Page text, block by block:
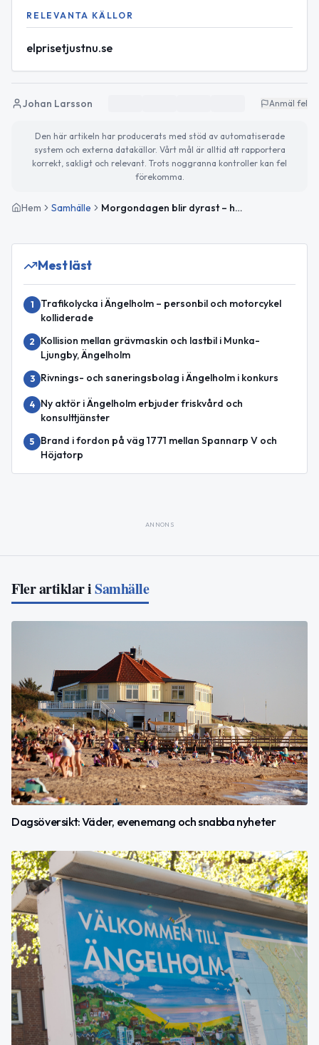
RELEVANTA KÄLLOR
elprisetjustnu.se
Johan Larsson Anmäl fel
Den här artikeln har producerats med stöd av automatiserade
system och externa datakällor. Vårt mål är alltid att rapportera
korrekt, sakligt och relevant. Trots noggranna kontroller kan fel
förekomma.
Hem Samhälle Morgondagen blir dyrast – högsta elpriset i perioden i Ängelholm (1,36 SEK/kWh)
Mest läst
1
Trafikolycka i Ängelholm – personbil och motorcykel
kolliderade
2
Kollision mellan grävmaskin och lastbil i Munka-
Ljungby, Ängelholm
3 Rivnings- och saneringsbolag i Ängelholm i konkurs
4
Ny aktör i Ängelholm erbjuder friskvård och
konsulttjänster
5
Brand i fordon på väg 1771 mellan Spannarp V och
Höjatorp
ANNONS
Fler artiklar iSamhälle
Dagsöversikt: Väder, evenemang och snabba nyheter